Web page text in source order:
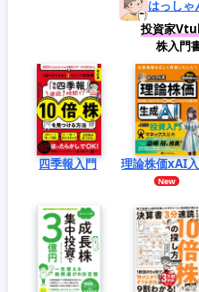
はっしゃ
投資家
株入門
四季報入門 理論株価xAI